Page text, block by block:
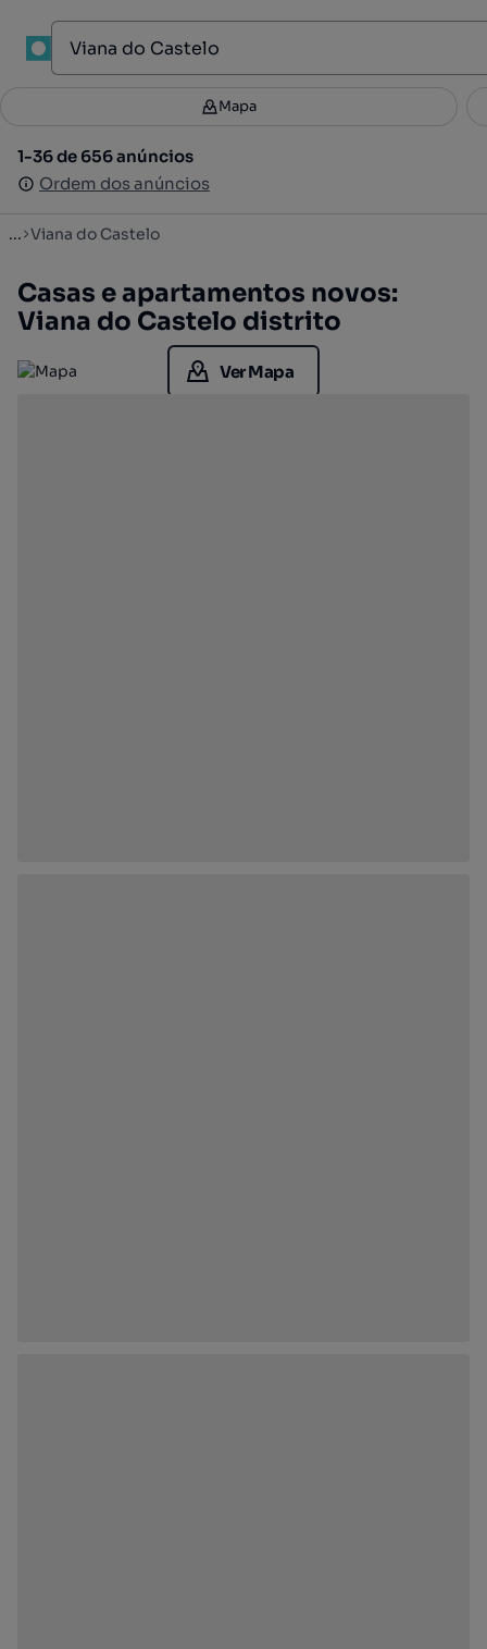
Filtros 2
1-36 de 656 anúncios
Ordem dos anúncios
Mapa
1-36 de 656 anúncios
Ordem dos anúncios
... Viana do Castelo
Casas e apartamentos novos:
Viana do Castelo distrito
Ver Mapa